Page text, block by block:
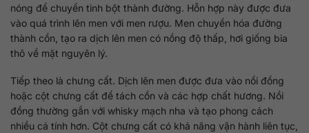
nóng để chuyển tinh bột thành đường. Hỗn hợp này được đưa
vào quá trình lên men với men rượu. Men chuyển hóa đường
thành cồn, tạo ra dịch lên men có nồng độ thấp, hơi giống bia
thô về mặt nguyên lý.
Tiếp theo là chưng cất. Dịch lên men được đưa vào nồi đồng
hoặc cột chưng cất để tách cồn và các hợp chất hương. Nồi
đồng thường gắn với whisky mạch nha và tạo phong cách
nhiều cá tính hơn. Cột chưng cất có khả năng vận hành liên tục,